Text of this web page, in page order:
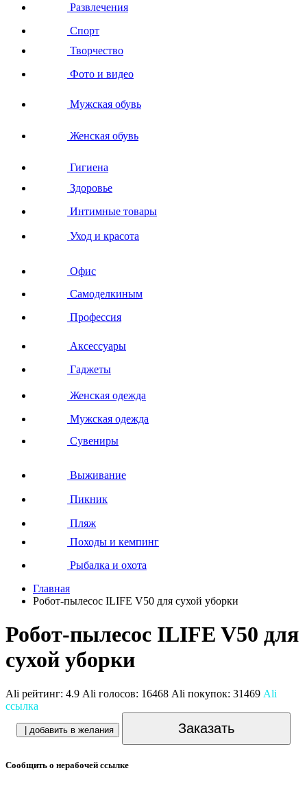
Развлечения
Спорт
Творчество
Фото и видео
Мужская обувь
Женская обувь
Гигиена
Здоровье
Интимные товары
Уход и красота
Офис
Самоделкиным
Профессия
Аксессуары
Гаджеты
Женская одежда
Мужская одежда
Сувениры
Выживание
Пикник
Пляж
Походы и кемпинг
Рыбалка и охота
Главная
Робот-пылесос ILIFE V50 для сухой уборки
Робот-пылесос ILIFE V50 для
сухой уборки
Ali рейтинг: 4.9 Ali голосов: 16468 Ali покупок: 31469 Ali
ссылка
| добавить в желания Заказать
Сообщить о нерабочей ссылке